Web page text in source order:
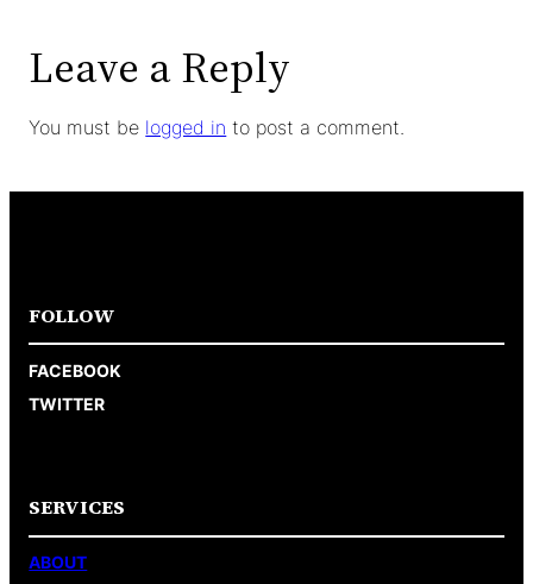
Leave a Reply
You must be logged in to post a comment.
FOLLOW
FACEBOOK
TWITTER
SERVICES
ABOUT